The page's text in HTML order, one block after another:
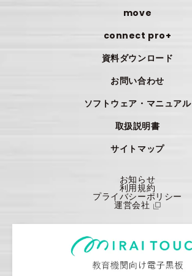
move
connect pro+
資料ダウンロード
お問い合わせ
ソフトウェア・マニュアル
取扱説明書
サイトマップ
お知らせ
利用規約
プライバシーポリシー
運営会社